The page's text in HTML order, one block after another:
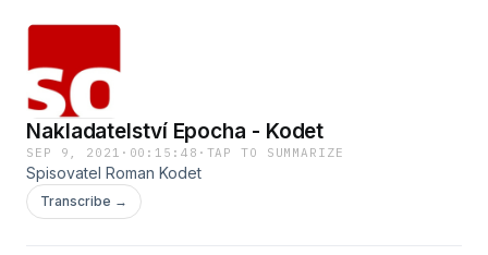
Nakladatelství Epocha - Kodet
SEP 9, 2021 · 00:15:48 · TAP TO SUMMARIZE
Spisovatel Roman Kodet
Transcribe →